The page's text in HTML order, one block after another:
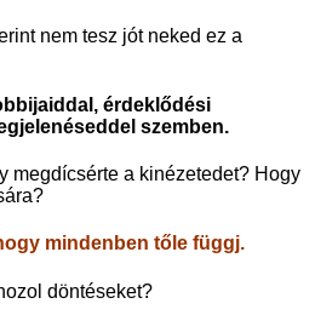
nem tesz jót neked ez a
érdeklődési
szemben.
megdícsérte a kinézetedet? Hogy
mindenben tőle függj.
döntéseket?